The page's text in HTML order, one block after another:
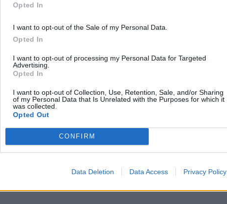
Opted In
I want to opt-out of the Sale of my Personal Data.
Opted In
I want to opt-out of processing my Personal Data for Targeted
Advertising.
Opted In
I want to opt-out of Collection, Use, Retention, Sale, and/or Sharing
of my Personal Data that Is Unrelated with the Purposes for which it
was collected.
Opted Out
CONFIRM
Data Deletion Data Access Privacy Policy